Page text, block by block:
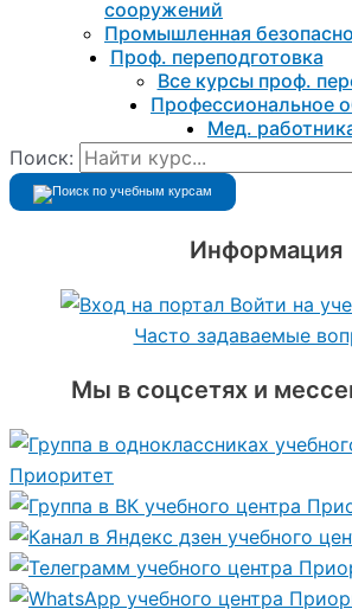
сооружений
Промышленная
Проф. переподготовка
Все курсы проф.
Профессиональное
Мед.
Поиск:
Информация
Войти на
Часто задаваемые
Мы в соцсетях и